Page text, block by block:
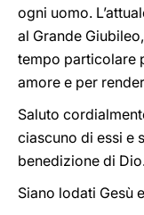
ogni uomo.
al Grande
tempo particolare
amore e per
Saluto
ciascuno di essi e
benedizione di
Siano lodati Gesù